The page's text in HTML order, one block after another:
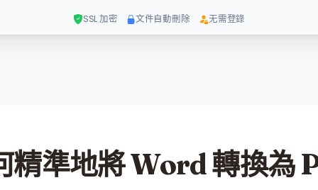
SSL 加密 文件自動刪除 无需登錄
精準地將 Word 轉換為